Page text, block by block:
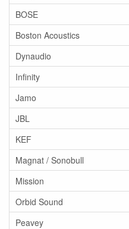
BOSE
Boston Acoustics
Dynaudio
Infinity
Jamo
JBL
KEF
Magnat / Sonobull
Mission
Orbid Sound
Peavey